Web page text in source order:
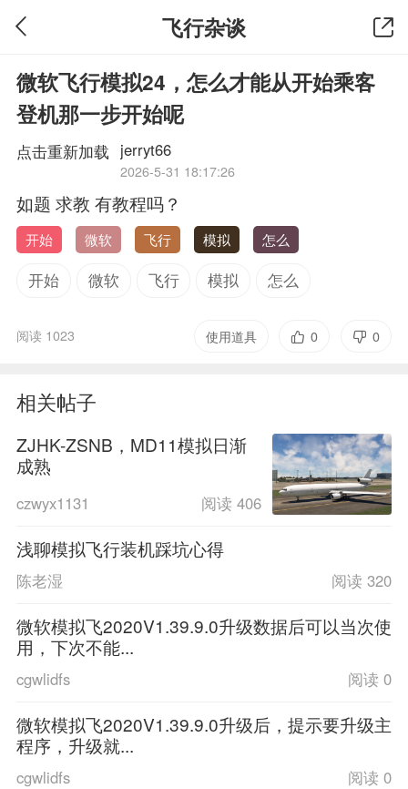
飞行杂谈
微软飞行模拟24，怎么才能从开始乘客
登机那一步开始呢
点击重新加载 jerryt66
2026-5-31 18:17:26
如题 求教 有教程吗？
开始 微软 飞行 模拟 怎么
开始 微软 飞行 模拟 怎么
阅读 1023 0
0
使用道具
相关帖子
ZJHK-ZSNB，MD11模拟日渐
成熟
czwyx1131 阅读 406
浅聊模拟飞行装机踩坑心得
陈老湿 阅读 320
微软模拟飞2020V1.39.9.0升级数据后可以当次使
用，下次不能...
cgwlidfs 阅读 0
微软模拟飞2020V1.39.9.0升级后，提示要升级主
程序，升级就...
cgwlidfs 阅读 0